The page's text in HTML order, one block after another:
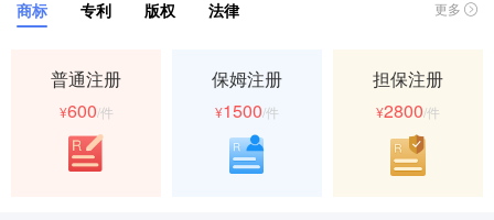
商标 专利 版权 法律 更多
普通注册
¥600/件
保姆注册
¥1500/件
担保注册
¥2800/件